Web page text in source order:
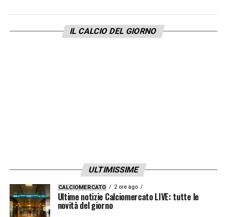
IL CALCIO DEL GIORNO
ULTIMISSIME
CALCIOMERCATO 2 ore ago
Ultime notizie Calciomercato LIVE: tutte le
novità del giorno